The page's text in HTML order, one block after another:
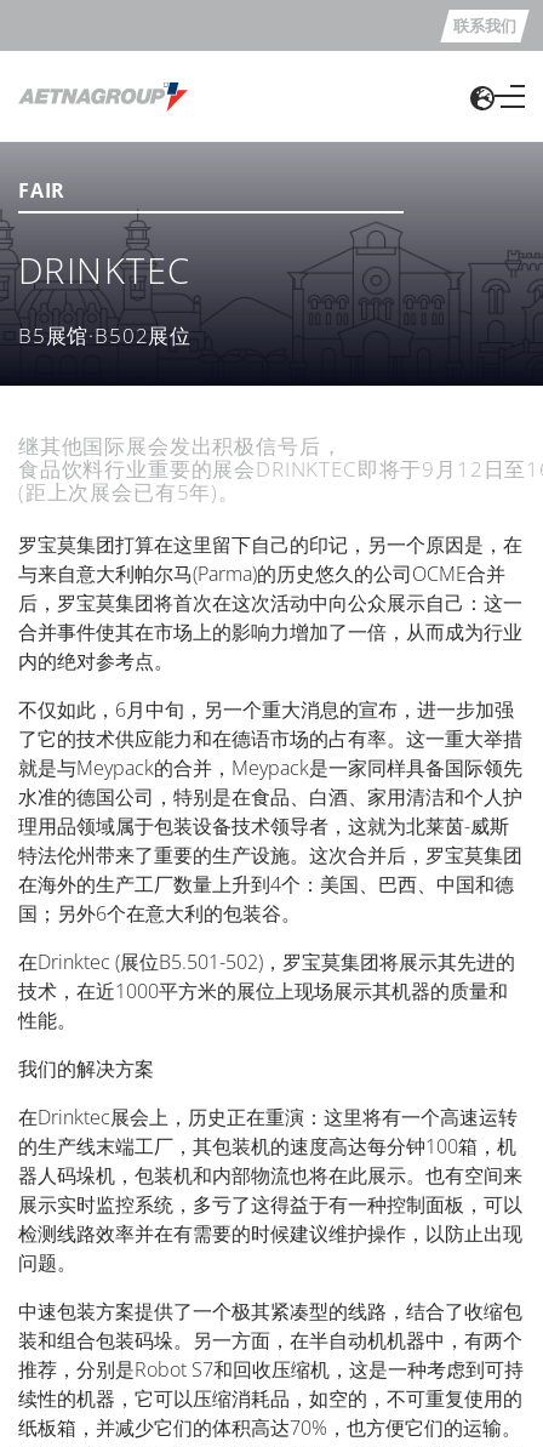
联系我们
FAIR
DRINKTEC
B5展馆·B502展位
继其他国际展会发出积极信号后，
食品饮料行业重要的展会DRINKTEC即将于9月12日至
(距上次展会已有5年)。
罗宝莫集团打算在这里留下自己的印记，另一个原因是，在
与来自意大利帕尔马(Parma)的历史悠久的公司OCME合并
后，罗宝莫集团将首次在这次活动中向公众展示自己：这一
合并事件使其在市场上的影响力增加了一倍，从而成为行业
内的绝对参考点。
不仅如此，6月中旬，另一个重大消息的宣布，进一步加强
了它的技术供应能力和在德语市场的占有率。这一重大举措
就是与Meypack的合并，Meypack是一家同样具备国际领先
水准的德国公司，特别是在食品、白酒、家用清洁和个人护
理用品领域属于包装设备技术领导者，这就为北莱茵-威斯
特法伦州带来了重要的生产设施。这次合并后，罗宝莫集团
在海外的生产工厂数量上升到4个：美国、巴西、中国和德
国；另外6个在意大利的包装谷。
在Drinktec (展位B5.501-502)，罗宝莫集团将展示其先进的
技术，在近1000平方米的展位上现场展示其机器的质量和
性能。
我们的解决方案
在Drinktec展会上，历史正在重演：这里将有一个高速运转
的生产线末端工厂，其包装机的速度高达每分钟100箱，机
器人码垛机，包装机和内部物流也将在此展示。也有空间来
展示实时监控系统，多亏了这得益于有一种控制面板，可以
检测线路效率并在有需要的时候建议维护操作，以防止出现
问题。
中速包装方案提供了一个极其紧凑型的线路，结合了收缩包
装和组合包装码垛。另一方面，在半自动机机器中，有两个
推荐，分别是Robot S7和回收压缩机，这是一种考虑到可持
续性的机器，它可以压缩消耗品，如空的，不可重复使用的
纸板箱，并减少它们的体积高达70%，也方便它们的运输。